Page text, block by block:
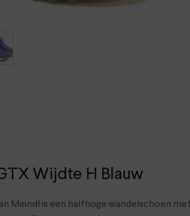
Wijdte H Blauw
Meindl is een halfhoge wandelschoen